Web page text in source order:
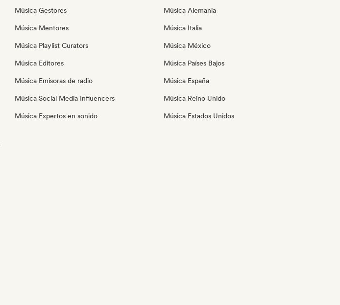
Música Gestores
Música Mentores
Música Playlist Curators
Música Editores
Música Emisoras de radio
Música Social Media Influencers
Música Expertos en sonido
Música Alemania
Música Italia
Música México
Música Países Bajos
Música España
Música Reino Unido
Música Estados Unidos